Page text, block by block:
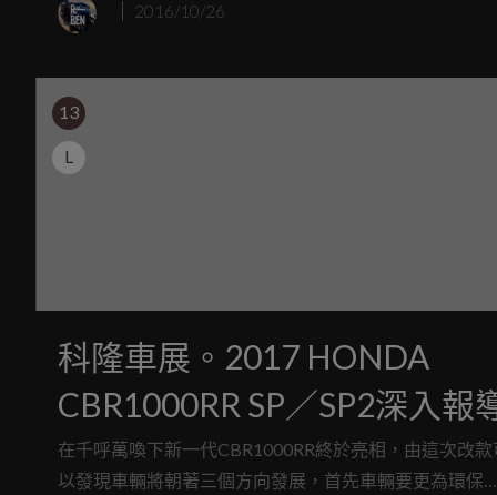
2016/10/26
13
L
科隆車展。2017 HONDA
CBR1000RR SP／SP2深入報
在千呼萬喚下新一代CBR1000RR終於亮相，由這次改款
以發現車輛將朝著三個方向發展，首先車輛要更為環保